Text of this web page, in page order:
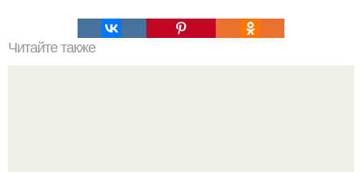
Читайте также